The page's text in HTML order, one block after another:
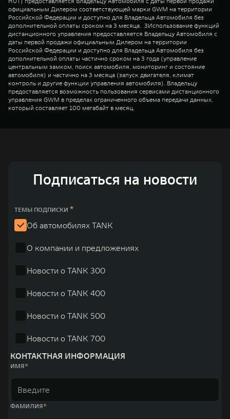
официальным Дилером соответствующей марки GWM на территории
Российской Федерации и доступно для Владельца Автомобиля без
дополнительной оплаты сроком на 3 месяца. 3Использование функций
дистанционного управления предоставляется Владельцу Автомобиля с
даты первой продажи официальным Дилером на территории
Российской Федерации и доступно для Владельца Автомобиля без
дополнительной оплаты частично сроком на 3 года (управление
центральным замком, поиск автомобиля, мониторинг и состояние
автомобиля) и частично на 3 месяца (запуск двигателя, климат
контроль и другие функции управления автомобиля). Владельцу
предоставляется возможность пользования сервисами дистанционного
управления GWM в пределах ограниченного объема передачи данных,
который составляет 100 мегабайт в месяц.
Подписаться на новости
ТЕМЫ ПОДПИСКИ *
Об автомобилях TANK
О компании и предложениях
Новости о TANK 300
Новости о TANK 400
Новости о TANK 500
Новости о TANK 700
КОНТАКТНАЯ ИНФОРМАЦИЯ
ИМЯ
ФАМИЛИЯ